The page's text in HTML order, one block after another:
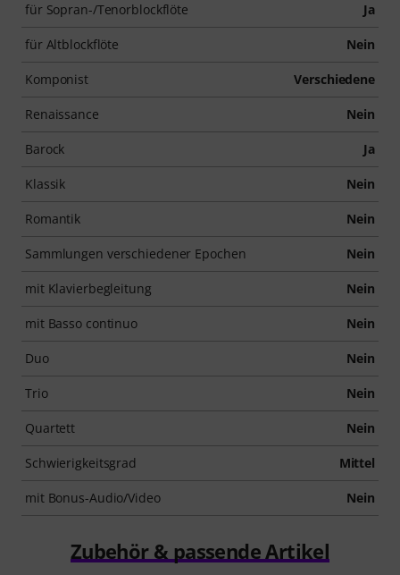
für Sopran-/Tenorblockflöte Ja
für Altblockflöte Nein
Komponist Verschiedene
Renaissance Nein
Barock Ja
Klassik Nein
Romantik Nein
Sammlungen verschiedener Epochen Nein
mit Klavierbegleitung Nein
mit Basso continuo Nein
Duo Nein
Trio Nein
Quartett Nein
Schwierigkeitsgrad Mittel
mit Bonus-Audio/Video Nein
Zubehör & passende Artikel